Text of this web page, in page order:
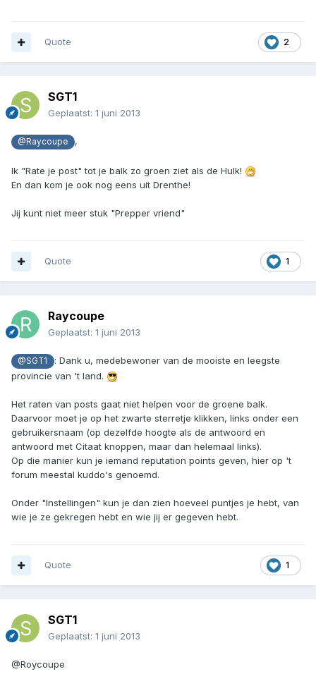
2
Quote
SGT1
Geplaatst: 1 juni 2013
@Raycoupe ,
Ik "Rate je post" tot je balk zo groen ziet als de Hulk!
En dan kom je ook nog eens uit Drenthe!
Jij kunt niet meer stuk "Prepper vriend"
1
Quote
Raycoupe
Geplaatst: 1 juni 2013
@SGT1
: Dank u, medebewoner van de mooiste en leegste
provincie van 't land.
Het raten van posts gaat niet helpen voor de groene balk.
Daarvoor moet je op het zwarte sterretje klikken, links onder een
gebruikersnaam (op dezelfde hoogte als de antwoord en
antwoord met Citaat knoppen, maar dan helemaal links).
Op die manier kun je iemand reputation points geven, hier op 't
forum meestal kuddo's genoemd.
Onder "Instellingen" kun je dan zien hoeveel puntjes je hebt, van
wie je ze gekregen hebt en wie jij er gegeven hebt.
1
Quote
SGT1
Geplaatst: 1 juni 2013
@Roycoupe